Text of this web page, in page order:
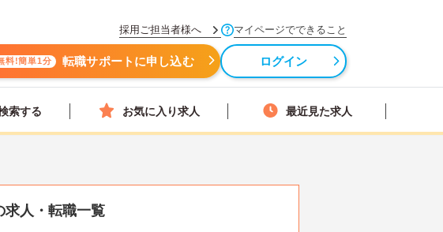
採用ご担当者様へ マイページでできること
料!簡単1分 転職サポートに申し込む ログイン
索する お気に入り求人 最近見た求人
求人・転職一覧